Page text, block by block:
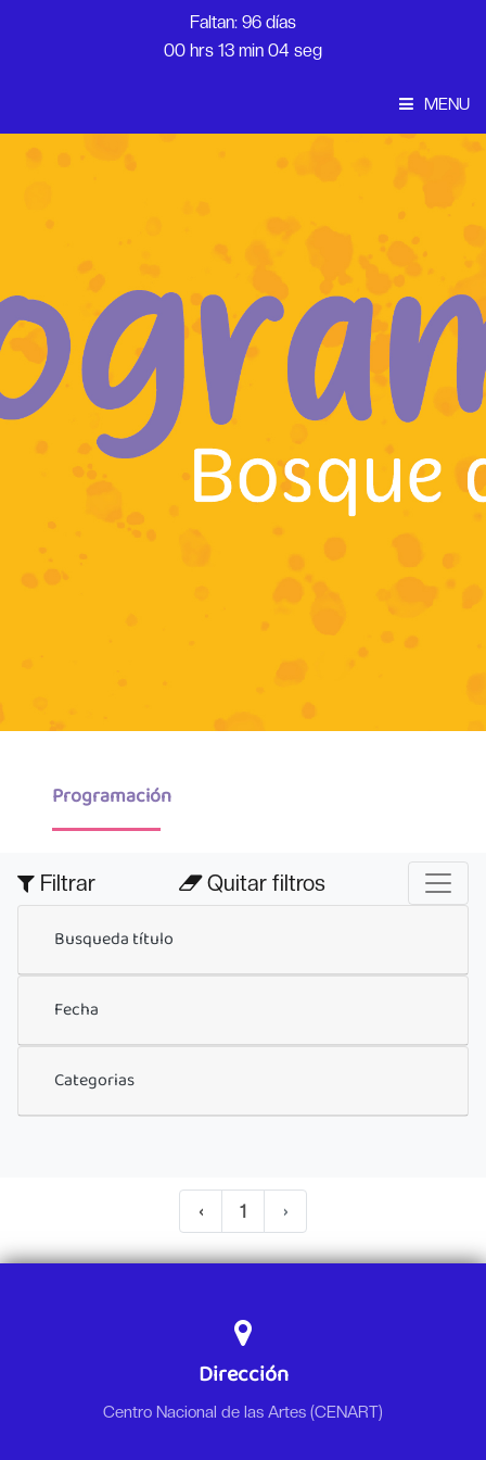
Faltan: 96 días
00 hrs 13 min 04 seg
MENU
Programación
Filtrar Quitar filtros
Busqueda título
Fecha
Categorias
‹ 1 ›
Dirección
Centro Nacional de las Artes (CENART)